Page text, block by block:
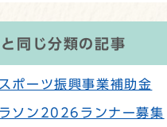
同じ分類の記事
ポーツ振興事業補助金
ソン2026ランナー募集